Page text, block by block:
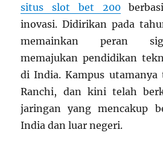
situs slot bet 200
inovasi. Didirikan pada
memainkan peran
memajukan pendidikan
di India. Kampus utamanya
Ranchi, dan kini telah
jaringan yang mencakup
India dan luar negeri.